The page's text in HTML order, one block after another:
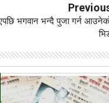
भगवान भन्दै पुजा गर्न